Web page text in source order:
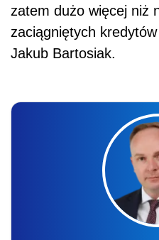
zatem dużo więcej niż
zaciągniętych
Jakub Bartosiak.